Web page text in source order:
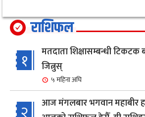
राशिफल
१
मतदाता शिक्षासम्बन्धी
जित्नुस्
५ महिना अघि
आज मंगलबार भगवान महाबीर